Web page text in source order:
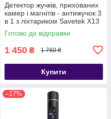
Детектор жучків, прихованих
камер і магнітів - антижучок 3
в 1 з ліхтариком Savetek X13
(GS-R39)
Готово до відправки
1 450 ₴ 1 760 ₴
Купити
–17%